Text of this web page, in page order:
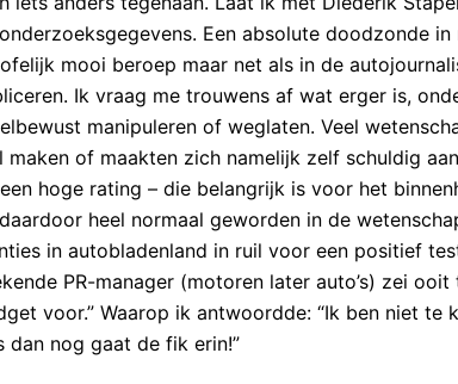
Een absolute doodzonde
mooi beroep maar net als in de
Ik vraag me trouwens af wat erger is,
manipuleren of weglaten. Veel
of maakten zich namelijk zelf schuldig
hoge rating – die belangrijk is voor het
heel normaal geworden in de
in autobladenland in ruil voor een positief
PR-manager (motoren later auto’s) zei
voor.” Waarop ik antwoordde: “Ik ben niet te
dan nog gaat de fik erin!”